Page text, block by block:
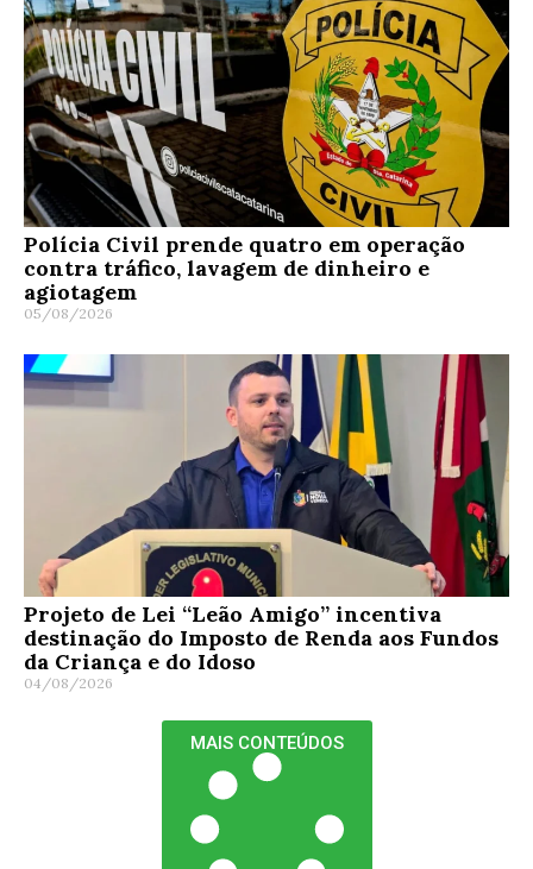
Polícia Civil prende quatro em operação
contra tráfico, lavagem de dinheiro e
agiotagem
05/08/2026
Projeto de Lei “Leão Amigo” incentiva
destinação do Imposto de Renda aos Fundos
da Criança e do Idoso
04/08/2026
MAIS CONTEÚDOS